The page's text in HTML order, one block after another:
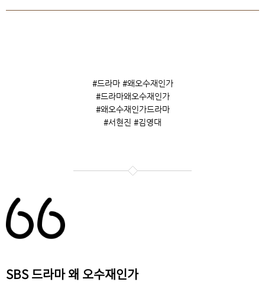
#드라마 #왜오수재인가
#드라마왜오수재인가
#왜오수재인가드라마
#서현진 #김영대
SBS 드라마 왜 오수재인가